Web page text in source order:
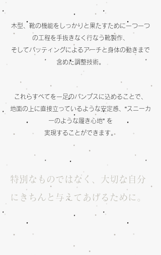
木型、靴の機能をしっかりと果たすために一つ一つ
の工程を手抜きなく行なう靴製作、
そしてパッティングによるアーチと身体の動きまで
含めた調整技術。
これらすべてを一足のパンプスに込めることで、
地面の上に直接立っているような安定感、 “スニーカ
ーのような履き心地” を
実現することができます。
特別なものではなく、大切な自分
にきちんと与えてあげるために。